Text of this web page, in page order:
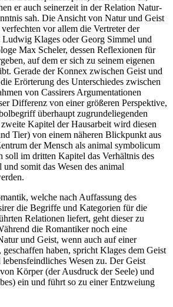
er auch seinerzeit in der Relation Natur-
sah. Die Ansicht von Natur und Geist
vor allem die Vertreter der
Klages oder Georg Simmel und
Max Scheler, dessen Reflexionen für
auf dem er sich zu seinem eigenen
Gerade der Konnex zwischen Geist und
Erörterung des Unterschiedes zwischen
von Cassirers Argumentationen
Differenz von einer größeren Perspektive,
überhaupt zugrundeliegenden
Kapitel der Hausarbeit wird diesen
Tier) von einem näheren Blickpunkt aus
der Mensch als animal symbolicum
soll im dritten Kapitel das Verhältnis des
somit das Wesen des animal
welche nach Auffassung des
die Begriffe und Kategorien für die
Relationen liefert, geht dieser zu
die Romantiker noch eine
und Geist, wenn auch auf einer
geschaffen haben, spricht Klages dem Geist
Wesen zu. Der Geist
Körper (der Ausdruck der Seele) und
ein und führt so zu einer Entzweiung